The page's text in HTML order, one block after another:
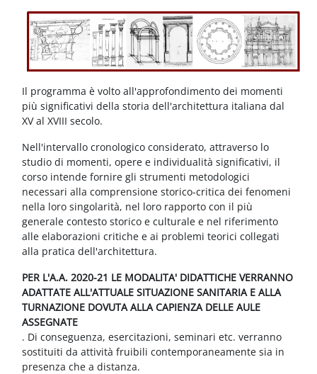
Blocchi
Il programma è volto all'approfondimento dei momenti
più significativi della storia dell'architettura italiana dal
XV al XVIII secolo.
Nell'intervallo cronologico considerato, attraverso lo
studio di momenti, opere e individualità significativi, il
corso intende fornire gli strumenti metodologici
necessari alla comprensione storico-critica dei fenomeni
nella loro singolarità, nel loro rapporto con il più
generale contesto storico e culturale e nel riferimento
alle elaborazioni critiche e ai problemi teorici collegati
alla pratica dell'architettura.
PER L'A.A. 2020-21 LE MODALITA' DIDATTICHE VERRANNO
ADATTATE ALL'ATTUALE SITUAZIONE SANITARIA E ALLA
TURNAZIONE DOVUTA ALLA CAPIENZA DELLE AULE
ASSEGNATE
. Di conseguenza, esercitazioni, seminari etc. verranno
sostituiti da attività fruibili contemporaneamente sia in
presenza che a distanza.